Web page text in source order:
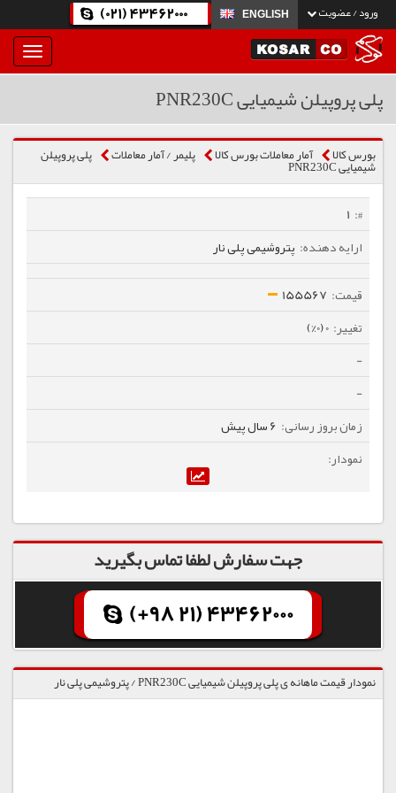
ورود / عضویت ENGLISH
(021) 43462000
بار
و
پلی پروپیلن شیمیایی PNR230C
بورس کالا آمار معاملات بورس کالا پلیمر / آمار معاملات پلی پروپیلن
شیمیایی PNR230C
1
پتروشیمی پلی نار
155567
0 (0%)
-
-
6 سال پیش
جهت سفارش لطفا تماس بگیرید
(+98 21) 43462000
نمودار قیمت ماهانه ی پلی پروپیلن شیمیایی PNR230C / پتروشیمی پلی نار